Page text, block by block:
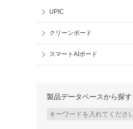
UPIC
クリーンボード
スマートAIボード
製品データベースから探す